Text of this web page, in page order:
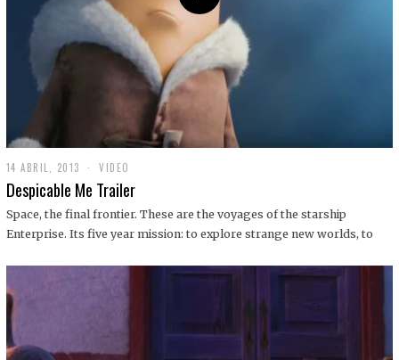
14 ABRIL, 2013
9
D
C
I
1
VIDEO
Despicable Me Trailer
Space, the final frontier. These are the voyages of the starship
Enterprise. Its five year mission: to explore strange new worlds, to